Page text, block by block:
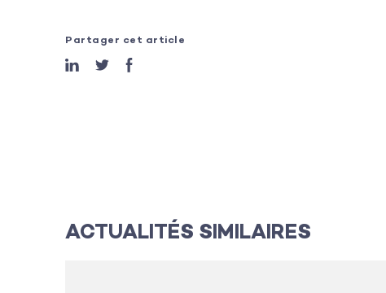
Partager cet article
ACTUALITÉS SIMILAIRES